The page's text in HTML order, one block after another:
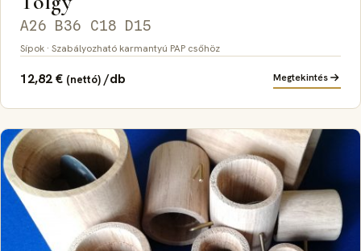
A26 B36 C18 D15
Sípok · Szabályozható karmantyú PAP csőhöz
12,82€ (nettó) /db Megtekintés